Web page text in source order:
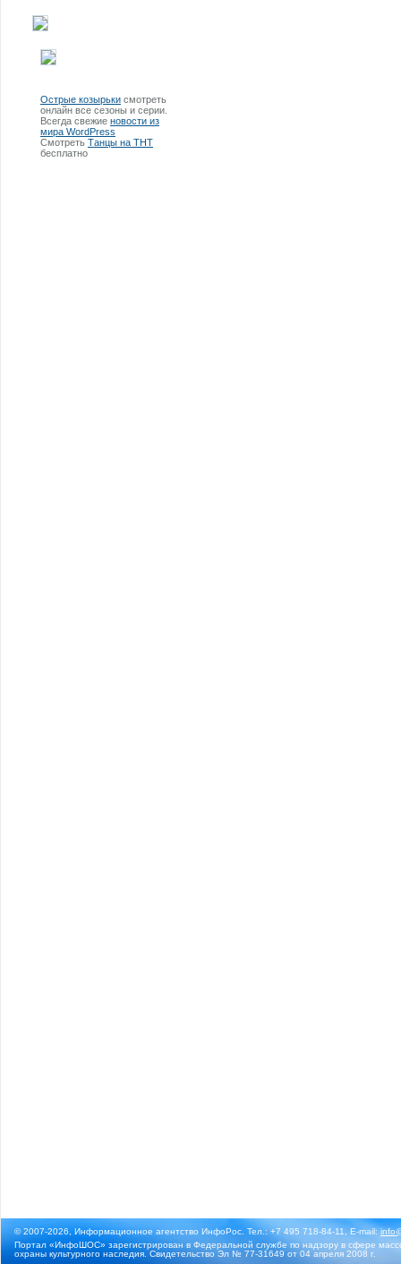
Острые козырьки смотреть
онлайн все сезоны и серии.
Всегда свежие новости из
мира WordPress
Смотреть Танцы на ТНТ
бесплатно
© 2007-2026, Информационное агентство ИнфоРос. Тел.: +7 495 718-84-11, E-mail:
Портал «ИнфоШОС» зарегистрирован в Федеральной службе по надзору в сфере
охраны культурного наследия. Свидетельство Эл № 77-31649 от 04 апреля 2008 г.